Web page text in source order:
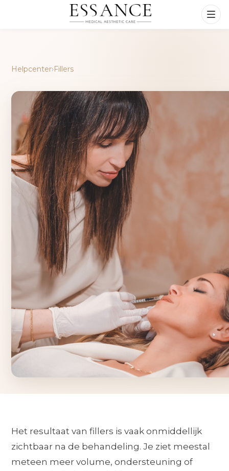
Helpcenter›Fillers
Het resultaat van fillers is vaak onmiddellijk
zichtbaar na de behandeling. Je ziet meestal
meteen meer volume, ondersteuning of